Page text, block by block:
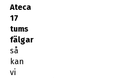
Ateca
17
tums
fälgar
så
kan
vi